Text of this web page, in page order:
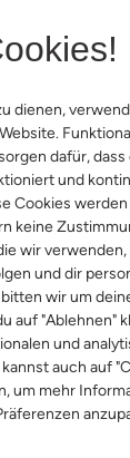
dienen,
dafür, dass
und
Cookies
keine
wir verwenden,
und dir
wir um
auf "Ablehnen"
und
auch auf
um mehr
Look